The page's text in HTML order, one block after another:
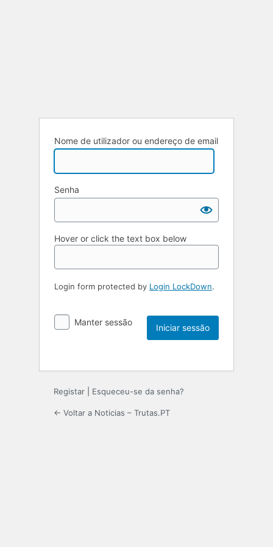
Nome de utilizador ou endereço de email
Senha
Hover or click the text box below
Login form protected by Login LockDown.
Manter sessão
Registar Esqueceu-se da senha?
← Voltar a Noticias – Trutas.PT